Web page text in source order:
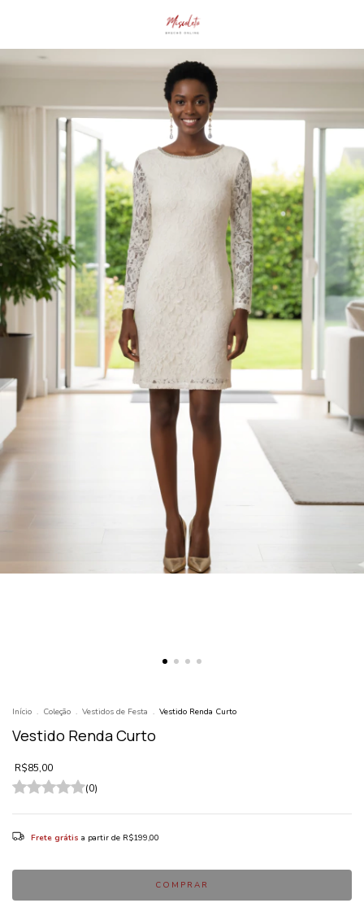
Início . Coleção . Vestidos de Festa . Vestido Renda Curto
Vestido Renda Curto
R$85,00
(0)
Frete grátis a partir de R$199,00